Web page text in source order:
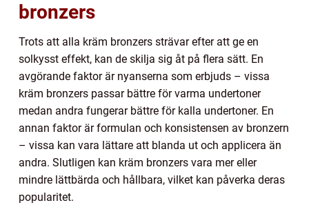
bronzers
Trots att alla kräm bronzers strävar efter att ge en
solkysst effekt, kan de skilja sig åt på flera sätt. En
avgörande faktor är nyanserna som erbjuds – vissa
kräm bronzers passar bättre för varma undertoner
medan andra fungerar bättre för kalla undertoner. En
annan faktor är formulan och konsistensen av bronzern
– vissa kan vara lättare att blanda ut och applicera än
andra. Slutligen kan kräm bronzers vara mer eller
mindre lättbärda och hållbara, vilket kan påverka deras
popularitet.